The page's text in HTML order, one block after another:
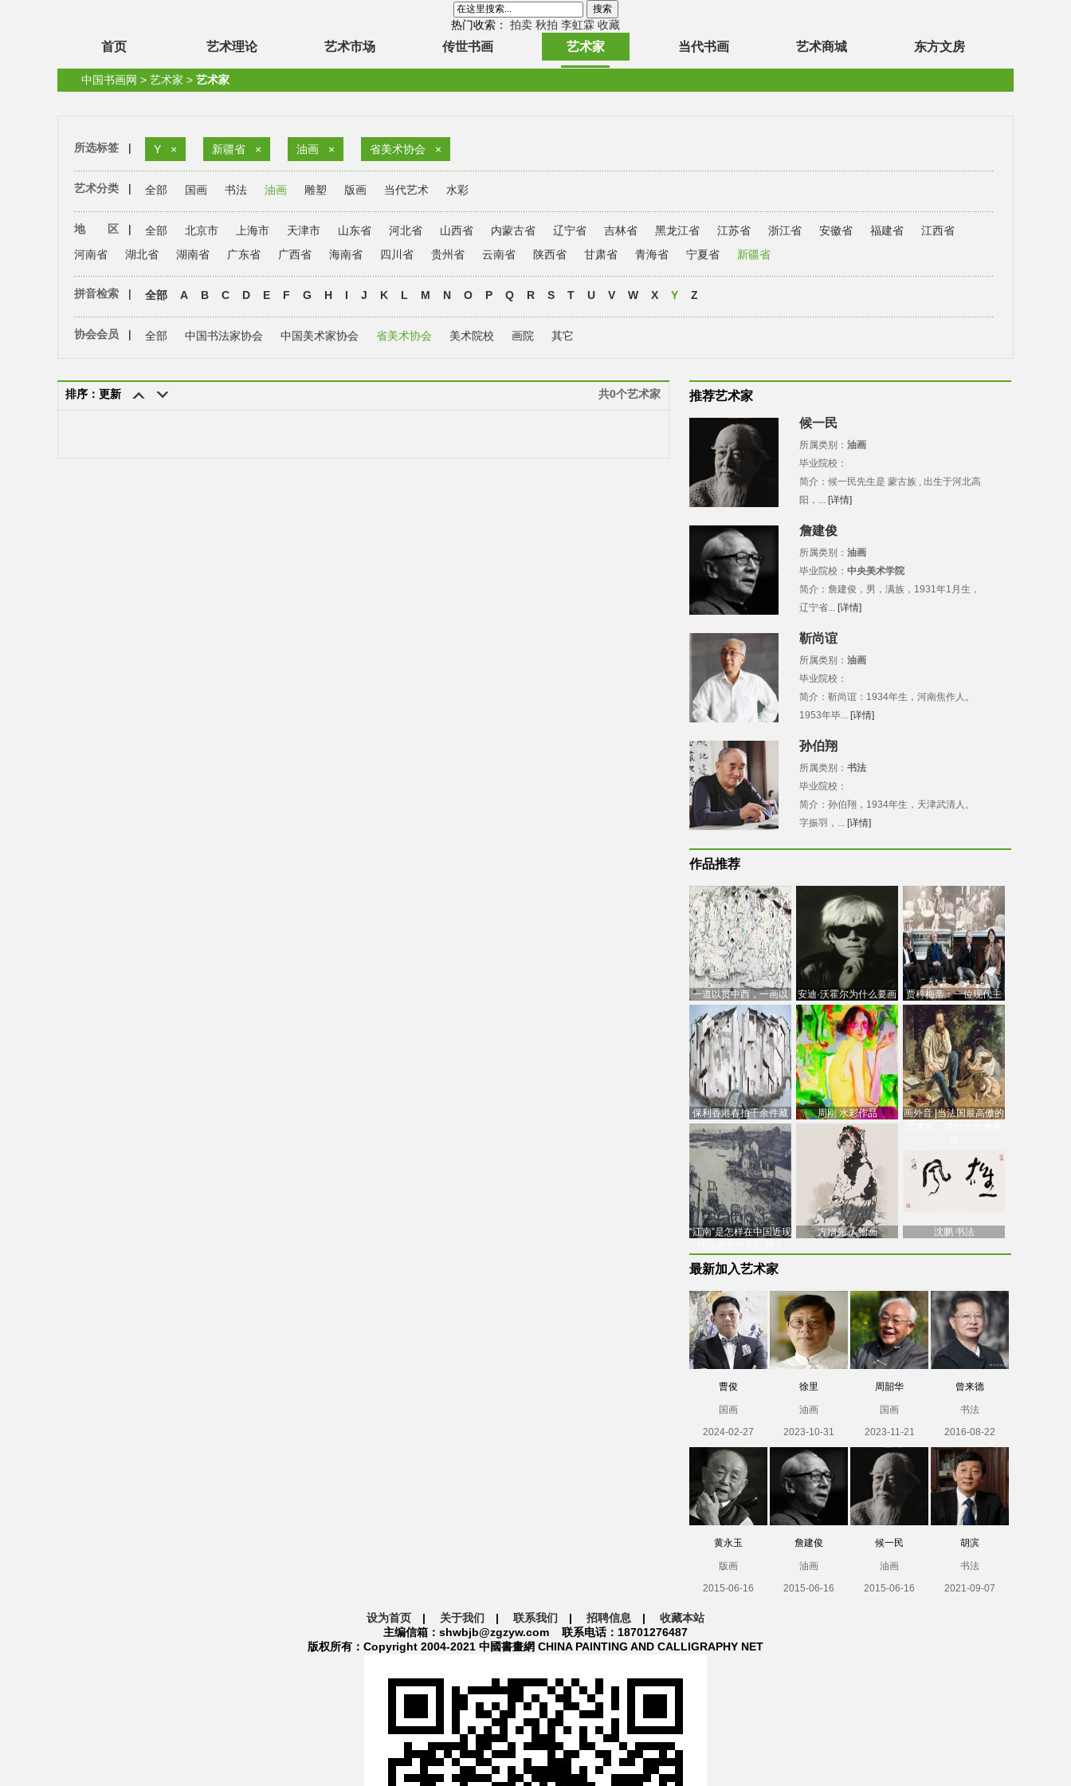
热门收索： 拍卖 秋拍 李虹霖 收藏
首页 艺术理论 艺术市场 传世书画 艺术家 当代书画 艺术商城 东方文房
中国书画网 > 艺术家 > 艺术家
所选标签 | Y × 新疆省 × 油画 × 省美术协会 ×
艺术分类 | 全部 国画 书法 油画 雕塑 版画 当代艺术 水彩
地 区 | 全部 北京市 上海市 天津市 山东省 河北省 山西省 内蒙古省 辽宁省 吉林省 黑龙江省 江苏省 浙江省 安徽省 福建省
江西省
河南省
湖北省 湖南省 广东省 广西省 海南省 四川省 贵州省 云南省 陕西省 甘肃省 青海省 宁夏省 新疆省
拼音检索 | 全部 A B C D E F G H I J K L M N O P Q R S T U V W X Y Z
协会会员 | 全部 中国书法家协会 中国美术家协会 省美术协会 美术院校 画院 其它
排序：更新 共0个艺术家 推荐艺术家
候一民
所属类别： 油画
毕业院校：
简介：候一民先生是 蒙古族 , 出生于河北高
阳，... [详情]
詹建俊
所属类别： 油画
毕业院校： 中央美术学院
简介：詹建俊，男，满族，1931年1月生，
辽宁省... [详情]
靳尚谊
所属类别： 油画
毕业院校：
简介：靳尚谊：1934年生，河南焦作人。
1953年毕... [详情]
孙伯翔
所属类别： 书法
毕业院校：
简介：孙伯翔，1934年生，天津武清人。
字振羽，... [详情]
作品推荐
一道以贯中西，一画以
通古今：吴冠中的绘画
创
安迪·沃霍尔为什么要画
芭比
贾科梅蒂：一位现代主
义的“当代”艺术家
保利香港春拍千余件藏
品估价逾7亿港元，吴冠
中
周刚 水彩作品
画外音 |当法国最高傲的
“江南”是怎样在中国近现
方增先 人物画 沈鹏 书法
最新加入艺术家
曹俊
国画
2024-02-27
徐里
油画
2023-10-31
周韶华
国画
2023-11-21
曾来德
书法
2016-08-22
黄永玉
版画
2015-06-16
詹建俊
油画
2015-06-16
候一民
油画
2015-06-16
胡滨
书法
2021-09-07
设为首页 | 关于我们 | 联系我们 | 招聘信息 | 收藏本站
主编信箱：shwbjb@zgzyw.com 联系电话：18701276487
版权所有：Copyright 2004-2021 中國書畫網 CHINA PAINTING AND CALLIGRAPHY NET